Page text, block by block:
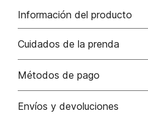
Información del producto
Algodón 97% elastano 3% 97.00%
elastano/elastane
Cuidados de la prenda
Lavar a mano por separado /
Métodos de pago
Tarjetas de crédito: Visa,
Envíos y devoluciones